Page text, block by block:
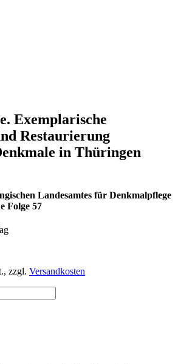
Exemplarische
Restaurierung
in Thüringen
Landesamtes für Denkmalpflege
Folge 57
zzgl. Versandkosten